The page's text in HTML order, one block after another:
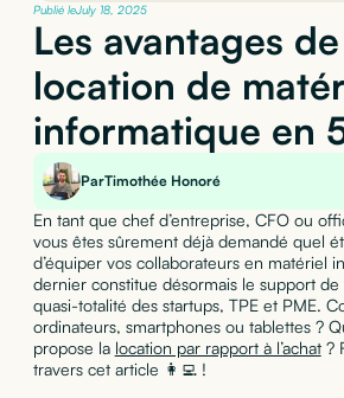
Publié leJuly 18, 2025
Les avantages
location de
informatique en
ParTimothée Honoré
En tant que chef d’entreprise, CFO ou
vous êtes sûrement déjà demandé quel
d’équiper vos collaborateurs en matériel
dernier constitue désormais le support de
quasi-totalité des startups, TPE et PME.
ordinateurs, smartphones ou tablettes ?
propose la location par rapport à l’achat?
travers cet article 👩‍💻 !